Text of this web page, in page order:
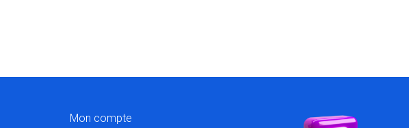
Mon compte